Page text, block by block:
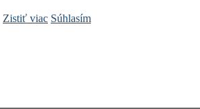
Zistiť viac Súhlasím